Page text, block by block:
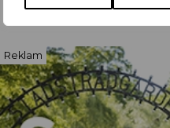
Reklam